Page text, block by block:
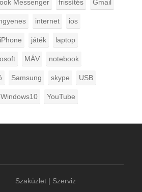
Messenger frissítés Gmail
internet ios
iPhone játék laptop
MÁV notebook
Samsung skype USB
Windows10 YouTube
Szaküzlet | Szerviz